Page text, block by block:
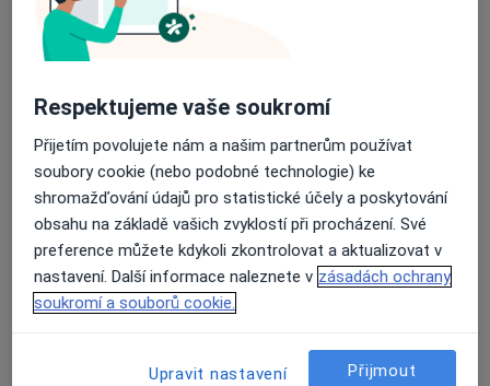
Recenze pacientů jsou pro nás důležité.
Specialisté nemají možnost zaplatit za
odstranění nebo změnu recenze pacienta.
Další informace.
Hledejte v názorech
Váš účet byl odstraněn
Respektujeme vaše soukromí
Přijetím povolujete nám a našim partnerům používat
soubory cookie (nebo podobné technologie) ke
shromažďování údajů pro statistické účely a poskytování
obsahu na základě vašich zvyklostí při procházení. Své
preference můžete kdykoli zkontrolovat a aktualizovat v
nastavení. Další informace naleznete v zásadách ochrany
soukromí a souborů cookie.
Upravit nastavení Přijmout